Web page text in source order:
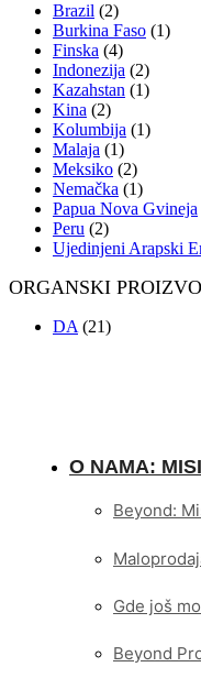
Brazil (2)
Burkina Faso (1)
Finska (4)
Indonezija (2)
Kazahstan (1)
Kina (2)
Kolumbija (1)
Malaja (1)
Meksiko (2)
Nemačka (1)
Papua Nova Gvineja
Peru (2)
Ujedinjeni Arapski
ORGANSKI
DA (21)
O NAMA:
Beyond:
Gde još
Beyond